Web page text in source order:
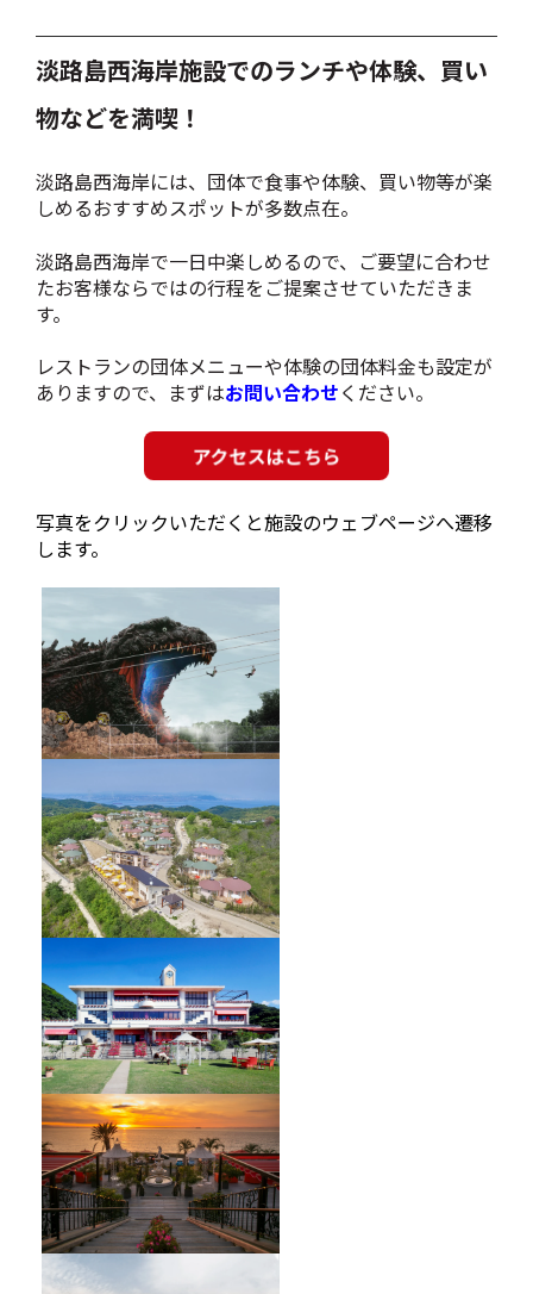
淡路島西海岸施設でのランチや体験、買い
物などを満喫！
淡路島西海岸には、団体で食事や体験、買い物等が楽
しめるおすすめスポットが多数点在。
淡路島西海岸で一日中楽しめるので、ご要望に合わせ
たお客様ならではの行程をご提案させていただきま
す。
レストランの団体メニューや体験の団体料金も設定が
ありますので、まずはお問い合わせください。
写真をクリックいただくと施設のウェブページへ遷移
します。
GRAND CHARIOT 北斗七星135°